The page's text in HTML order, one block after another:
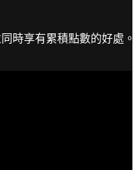
時享有累積點數的好處。